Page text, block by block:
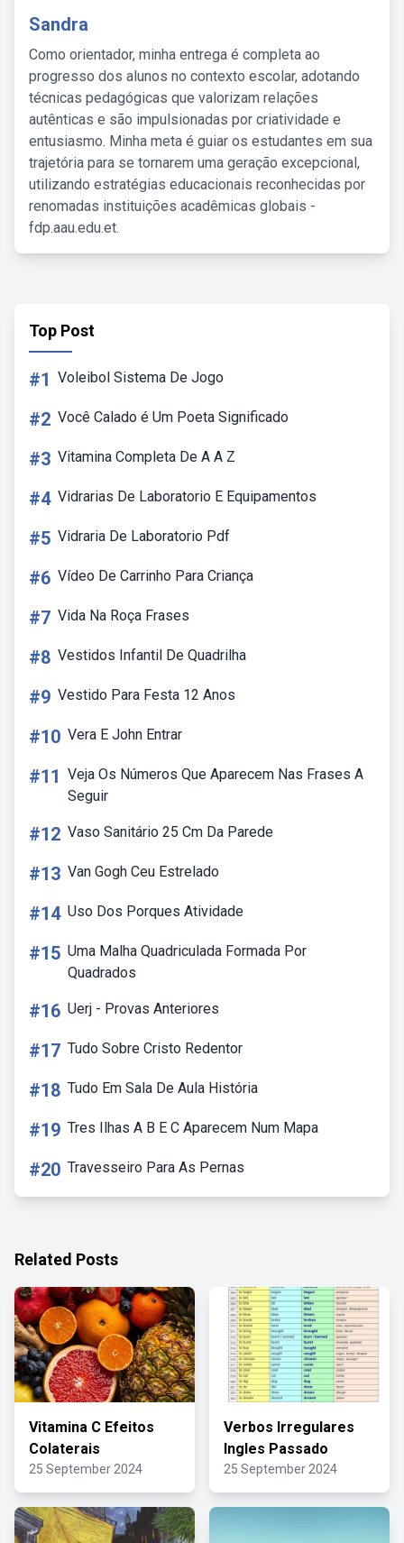
Sandra
Como orientador, minha entrega é completa ao
progresso dos alunos no contexto escolar, adotando
técnicas pedagógicas que valorizam relações
autênticas e são impulsionadas por criatividade e
entusiasmo. Minha meta é guiar os estudantes em sua
trajetória para se tornarem uma geração excepcional,
utilizando estratégias educacionais reconhecidas por
renomadas instituições acadêmicas globais -
fdp.aau.edu.et.
Top Post
#1 Voleibol Sistema De Jogo
#2 Você Calado é Um Poeta Significado
#3 Vitamina Completa De A A Z
#4 Vidrarias De Laboratorio E Equipamentos
#5 Vidraria De Laboratorio Pdf
#6 Vídeo De Carrinho Para Criança
#7 Vida Na Roça Frases
#8 Vestidos Infantil De Quadrilha
#9 Vestido Para Festa 12 Anos
#10 Vera E John Entrar
#11 Veja Os Números Que Aparecem Nas Frases A
Seguir
#12 Vaso Sanitário 25 Cm Da Parede
#13 Van Gogh Ceu Estrelado
#14 Uso Dos Porques Atividade
#15 Uma Malha Quadriculada Formada Por
Quadrados
#16 Uerj - Provas Anteriores
#17 Tudo Sobre Cristo Redentor
#18 Tudo Em Sala De Aula História
#19 Tres Ilhas A B E C Aparecem Num Mapa
#20 Travesseiro Para As Pernas
Related Posts
Vitamina C Efeitos
Colaterais
25 September 2024
Verbos Irregulares
Ingles Passado
25 September 2024